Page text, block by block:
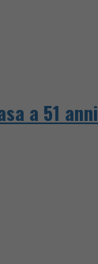
a 51 anni